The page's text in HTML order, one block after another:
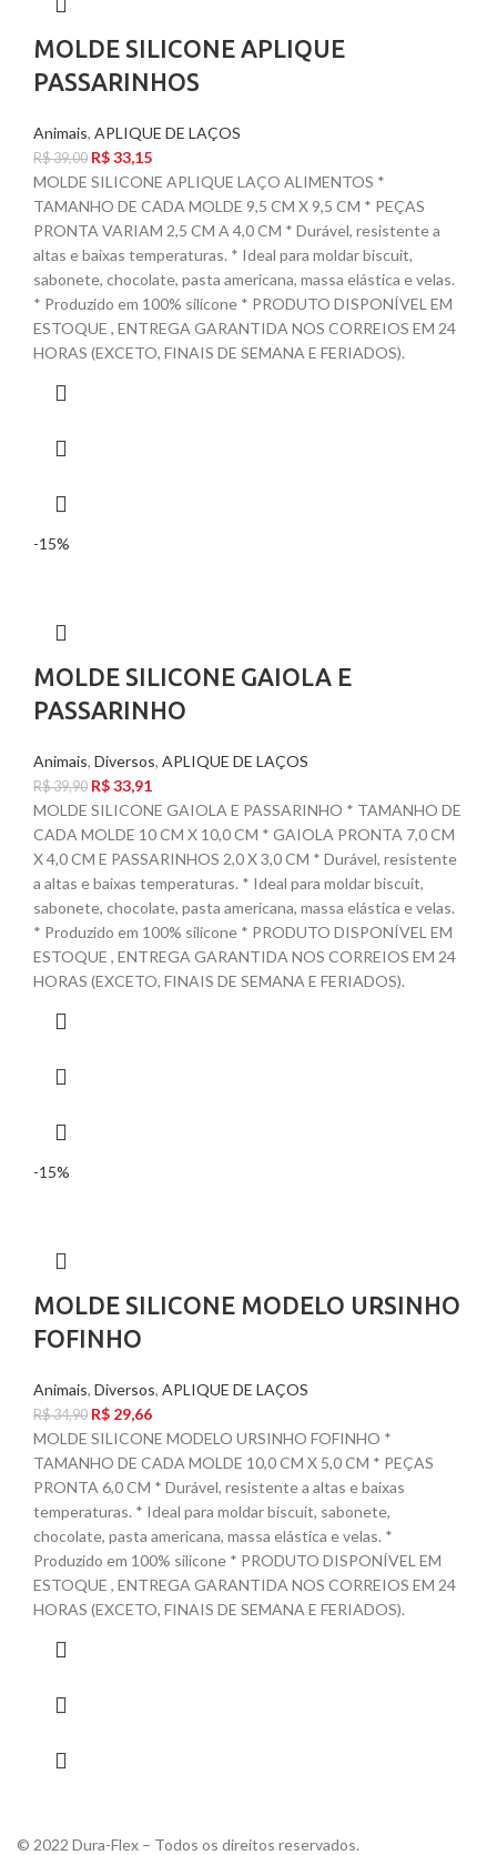
MOLDE SILICONE APLIQUE
PASSARINHOS
Animais, APLIQUE DE LAÇOS
R$39,00 R$33,15
MOLDE SILICONE APLIQUE LAÇO ALIMENTOS *
TAMANHO DE CADA MOLDE 9,5 CM X 9,5 CM * PEÇAS
PRONTA VARIAM 2,5 CM A 4,0 CM * Durável, resistente a
altas e baixas temperaturas. * Ideal para moldar biscuit,
sabonete, chocolate, pasta americana, massa elástica e velas.
* Produzido em 100% silicone * PRODUTO DISPONÍVEL EM
ESTOQUE , ENTREGA GARANTIDA NOS CORREIOS EM 24
HORAS (EXCETO, FINAIS DE SEMANA E FERIADOS).
-15%
MOLDE SILICONE GAIOLA E
PASSARINHO
Animais, Diversos, APLIQUE DE LAÇOS
R$39,90 R$33,91
MOLDE SILICONE GAIOLA E PASSARINHO * TAMANHO DE
CADA MOLDE 10 CM X 10,0 CM * GAIOLA PRONTA 7,0 CM
X 4,0 CM E PASSARINHOS 2,0 X 3,0 CM * Durável, resistente
a altas e baixas temperaturas. * Ideal para moldar biscuit,
sabonete, chocolate, pasta americana, massa elástica e velas.
* Produzido em 100% silicone * PRODUTO DISPONÍVEL EM
ESTOQUE , ENTREGA GARANTIDA NOS CORREIOS EM 24
HORAS (EXCETO, FINAIS DE SEMANA E FERIADOS).
-15%
MOLDE SILICONE MODELO URSINHO
FOFINHO
Animais, Diversos, APLIQUE DE LAÇOS
R$34,90 R$ 29,66
MOLDE SILICONE MODELO URSINHO FOFINHO *
TAMANHO DE CADA MOLDE 10,0 CM X 5,0 CM * PEÇAS
PRONTA 6,0 CM * Durável, resistente a altas e baixas
temperaturas. * Ideal para moldar biscuit, sabonete,
chocolate, pasta americana, massa elástica e velas. *
Produzido em 100% silicone * PRODUTO DISPONÍVEL EM
ESTOQUE , ENTREGA GARANTIDA NOS CORREIOS EM 24
HORAS (EXCETO, FINAIS DE SEMANA E FERIADOS).
© 2022 Dura-Flex – Todos os direitos reservados.